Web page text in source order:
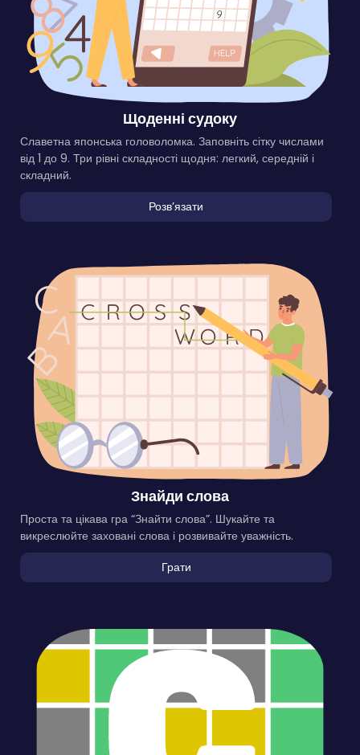
Щоденні судоку
Славетна японська головоломка. Заповніть сітку числами
від 1 до 9. Три рівні складності щодня: легкий, середній і
складний.
Розвʼязати
Знайди слова
Проста та цікава гра “Знайти слова”. Шукайте та
викреслюйте заховані слова і розвивайте уважність.
Грати